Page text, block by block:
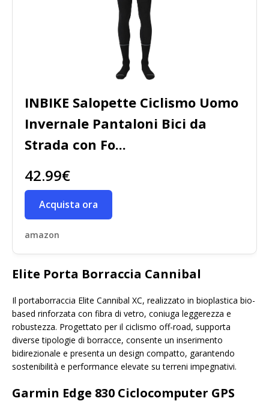
INBIKE Salopette Ciclismo Uomo
Invernale Pantaloni Bici da
Strada con Fo...
42.99€
Acquista ora
amazon
Elite Porta Borraccia Cannibal
Il portaborraccia Elite Cannibal XC, realizzato in bioplastica bio-
based rinforzata con fibra di vetro, coniuga leggerezza e
robustezza. Progettato per il ciclismo off-road, supporta
diverse tipologie di borracce, consente un inserimento
bidirezionale e presenta un design compatto, garantendo
sostenibilità e performance elevate su terreni impegnativi.
Garmin Edge 830 Ciclocomputer GPS